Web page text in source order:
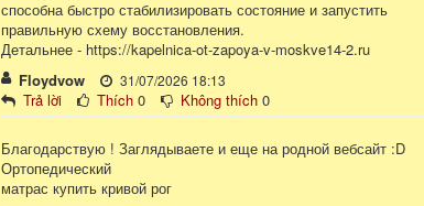
способна быстро стабилизировать состояние и запустить
правильную схему восстановления.
Детальнее - https://kapelnica-ot-zapoya-v-moskve14-2.ru
Floydvow
31/07/2026 18:13
Trả lời Thích 0 Không thích 0
Благодарствую ! Заглядываете и еще на родной вебсайт :D
Ортопедический
матрас купить кривой рог